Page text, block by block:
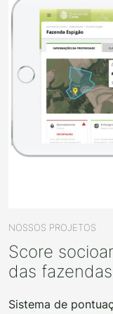
NOSSOS PROJETOS
Score
das fazendas
Sistema de